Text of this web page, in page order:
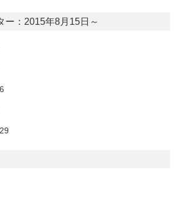
ー：2015年8月15日～